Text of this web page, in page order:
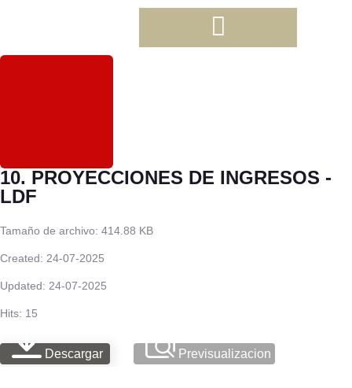
10. PROYECCIONES DE INGRESOS -
LDF
Tamaño de archivo: 414.88 KB
Created: 24-07-2025
Updated: 24-07-2025
Hits: 15
Descargar Previsualizacion